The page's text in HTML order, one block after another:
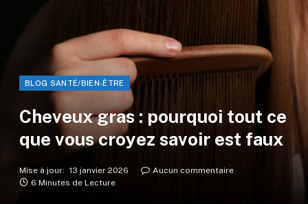
BLOG SANTÉ/BIEN-ÊTRE
Cheveux gras : pourquoi tout ce
que vous croyez savoir est faux
Mise à jour: 13 janvier 2026
Aucun commentaire
6 Minutes de Lecture